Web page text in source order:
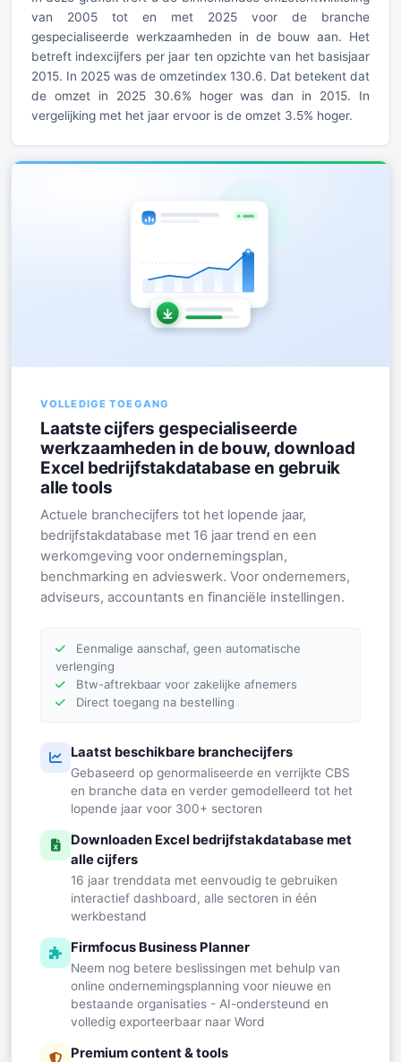
van 2005 tot en met 2025 voor de branche
gespecialiseerde werkzaamheden in de bouw aan. Het
betreft indexcijfers per jaar ten opzichte van het basisjaar
2015. In 2025 was de omzetindex 130.6. Dat betekent dat
de omzet in 2025 30.6% hoger was dan in 2015. In
vergelijking met het jaar ervoor is de omzet 3.5% hoger.
VOLLEDIGE TOEGANG
Laatste cijfers gespecialiseerde
werkzaamheden in de bouw, download
Excel bedrijfstakdatabase en gebruik
alle tools
Actuele branchecijfers tot het lopende jaar,
bedrijfstakdatabase met 16 jaar trend en een
werkomgeving voor ondernemingsplan,
benchmarking en advieswerk. Voor ondernemers,
adviseurs, accountants en financiële instellingen.
Eenmalige aanschaf, geen automatische
verlenging
Btw-aftrekbaar voor zakelijke afnemers
Direct toegang na bestelling
Laatst beschikbare branchecijfers
Gebaseerd op genormaliseerde en verrijkte CBS
en branche data en verder gemodelleerd tot het
lopende jaar voor 300+ sectoren
Downloaden Excel bedrijfstakdatabase met
alle cijfers
16 jaar trenddata met eenvoudig te gebruiken
interactief dashboard, alle sectoren in één
werkbestand
Firmfocus Business Planner
Neem nog betere beslissingen met behulp van
online ondernemingsplanning voor nieuwe en
bestaande organisaties - AI-ondersteund en
volledig exporteerbaar naar Word
Premium content & tools